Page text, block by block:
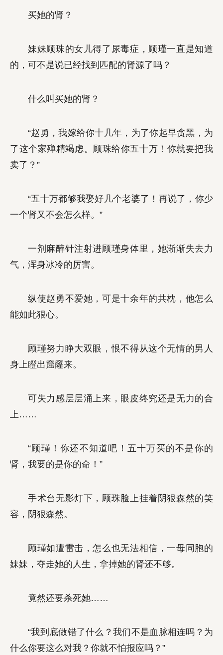
买她的肾？
妹妹顾珠的女儿得了尿毒症，顾瑾一直是知道
的，可不是说已经找到匹配的肾源了吗？
什么叫买她的肾？
“赵勇，我嫁给你十几年，为了你起早贪黑，为
了这个家殚精竭虑。顾珠给你五十万！你就要把我
卖了？”
“五十万都够我娶好几个老婆了！再说了，你少
一个肾又不会怎么样。”
一剂麻醉针注射进顾瑾身体里，她渐渐失去力
气，浑身冰冷的厉害。
纵使赵勇不爱她，可是十余年的共枕，他怎么
能如此狠心。
顾瑾努力睁大双眼，恨不得从这个无情的男人
身上瞪出窟窿来。
可失力感层层涌上来，眼皮终究还是无力的合
上……
“顾瑾！你还不知道吧！五十万买的不是你的
肾，我要的是你的命！”
手术台无影灯下，顾珠脸上挂着阴狠森然的笑
容，阴狠森然。
顾瑾如遭雷击，怎么也无法相信，一母同胞的
妹妹，夺走她的人生，拿掉她的肾还不够。
竟然还要杀死她……
“我到底做错了什么？我们不是血脉相连吗？为
什么你要这么对我？你就不怕报应吗？”